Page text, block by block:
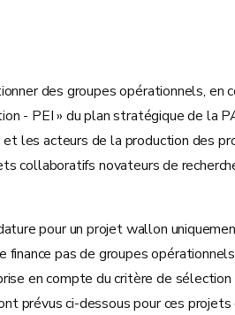
des groupes opérationnels,
- PEI » du plan stratégique de
les acteurs de la production des
collaboratifs novateurs de
pour un projet wallon
finance pas de groupes
en compte du critère de
prévus ci-dessous pour ces